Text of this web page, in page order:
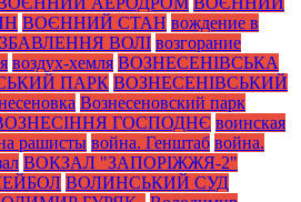
ВОЄННИЙ СТАН вождение в
ВОЛІ возгорание
воздух-хемля ВОЗНЕСЕНІВСЬКА
ПАРК ВОЗНЕСЕНІВСЬКИЙ
Вознесеновский парк
ГОСПОДНЄ воинская
рашисты война. Генштаб война.
ВОКЗАЛ "ЗАПОРІЖЖЯ-2"
ВОЛИНСЬКИЙ СУД